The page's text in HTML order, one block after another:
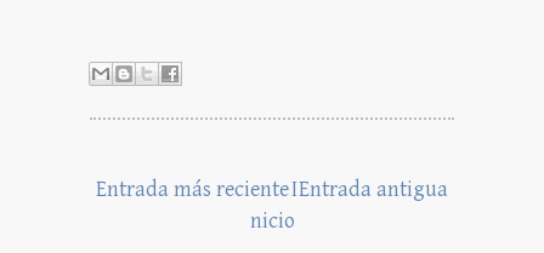
Entrada más reciente Entrada antigua
I
nicio